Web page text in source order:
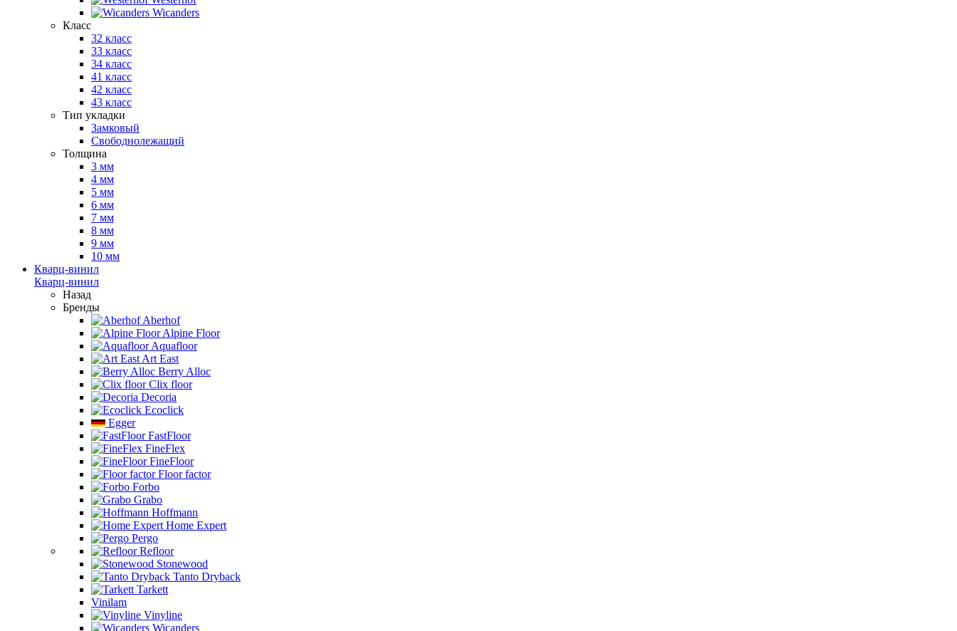
Wicanders
Класс
32 класс
33 класс
34 класс
41 класс
42 класс
43 класс
Тип укладки
Замковый
Свободнолежащий
Толщина
3 мм
4 мм
5 мм
6 мм
7 мм
8 мм
9 мм
10 мм
Кварц-винил
Кварц-винил
Назад
Бренды
Aberhof
Alpine Floor
Aquafloor
Art East
Berry Alloc
Clix floor
Decoria
Ecoclick
Egger
FastFloor
FineFlex
FineFloor
Floor factor
Forbo
Grabo
Hoffmann
Home Expert
Pergo
Refloor
Stonewood
Tanto Dryback
Tarkett
Vinilam
Vinyline
Wicanders